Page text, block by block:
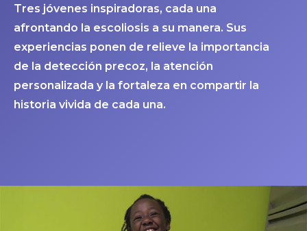
Tres jóvenes inspiradoras, cada una
afrontando la escoliosis a su manera. Sus
experiencias ponen de relieve la importancia
de la detección precoz, la atención
personalizada y la fortaleza en compartir la
historia vivida de cada una.